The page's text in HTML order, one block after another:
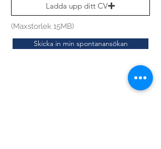
Ladda upp ditt CV
(Maxstorlek 15MB)
Skicka in min spontanansökan